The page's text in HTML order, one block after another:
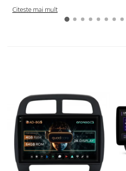
Citeste mai mult